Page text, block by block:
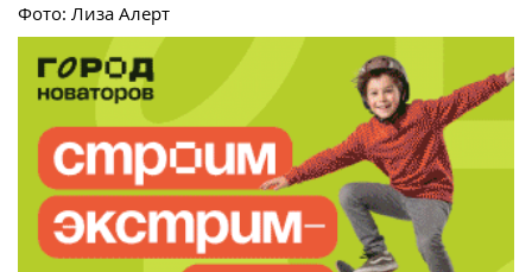
Фото: Лиза Алерт